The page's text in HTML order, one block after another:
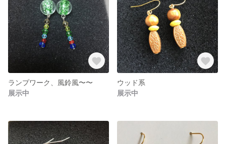
ランプワーク、風鈴風〜〜
展示中
ウッド系
展示中